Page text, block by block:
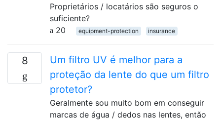
Proprietários / locatários são seguros o
suficiente?
20
equipment-protection insurance
8
Um filtro UV é melhor para a
proteção da lente do que um filtro
protetor?
Geralmente sou muito bom em conseguir
marcas de água / dedos nas lentes, então